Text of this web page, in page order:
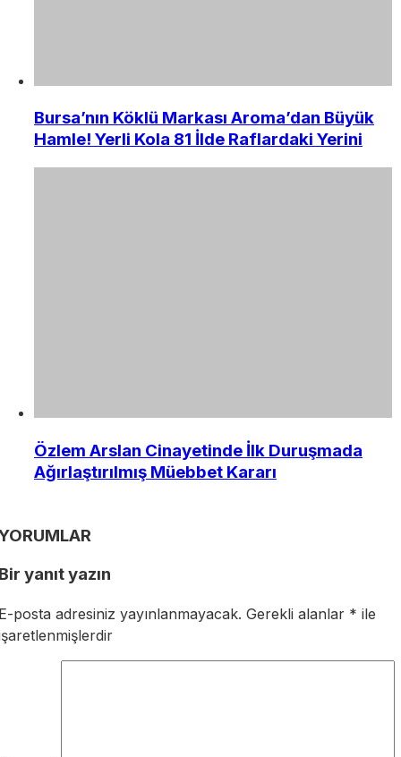
Bursa’nın Köklü Markası Aroma’dan Büyük
Hamle! Yerli Kola 81 İlde Raflardaki Yerini
Özlem Arslan Cinayetinde İlk Duruşmada
Ağırlaştırılmış Müebbet Kararı
yanıt yazın
posta adresiniz yayınlanmayacak. Gerekli alanlar * ile